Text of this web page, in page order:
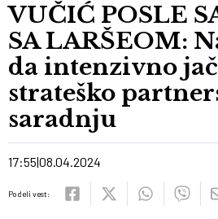
VUČIĆ POSLE
SA LARŠEOM:
da intenzivno
strateško
saradnju
17:55 08.04.2024
Podeli vest: